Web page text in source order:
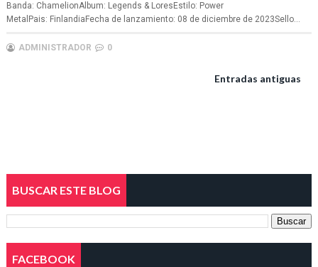
Banda: ChamelionAlbum: Legends & LoresEstilo: Power
MetalPais: FinlandiaFecha de lanzamiento: 08 de diciembre de 2023Sello...
ADMINISTRADOR 0
Entradas antiguas
BUSCAR ESTE BLOG
FACEBOOK